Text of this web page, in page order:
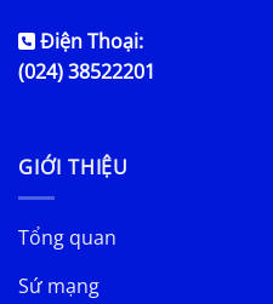
Điện Thoại:
(024) 38522201
GIỚI THIỆU
Tổng quan
Sứ mạng